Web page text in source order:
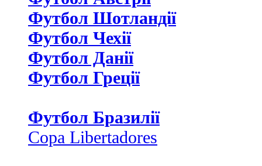
Футбол Шотландії
Футбол Чехії
Футбол Данії
Футбол Греції
Футбол Бразилії
Copa Libertadores